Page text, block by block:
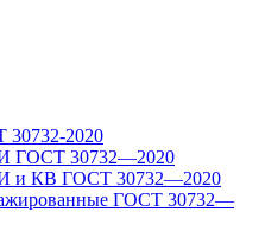
2020
ГОСТ 30732—2020
и КВ ГОСТ 30732—2020
ГОСТ 30732—